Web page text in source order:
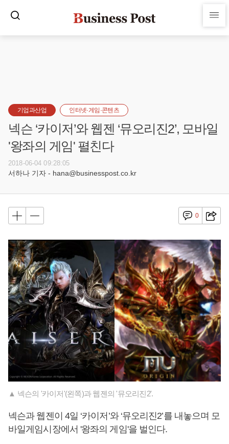
기업과산업 인터넷·게임·콘텐츠
넥슨 ‘카이저’와 웹젠 ‘뮤오리진2’, 모바일
'왕좌의 게임' 펼친다
2018-06-04 09:28:05
서하나 기자 - hana@businesspost.co.kr
0
▲ 넥슨의 '카이저'(왼쪽)과 웹젠의 '뮤오리진2'.
넥슨과 웹젠이 4일 ‘카이저’와 ‘뮤오리진2’를 내놓으며 모
바일게임시장에서 '왕좌의 게임'을 벌인다.